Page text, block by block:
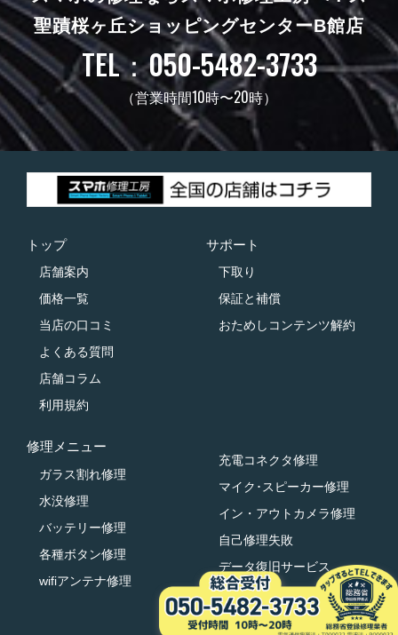
聖蹟桜ヶ丘ショッピングセンターB館店
TEL：050-5482-3733
（営業時間10時〜20時）
トップ
店舗案内
価格一覧
当店の口コミ
よくある質問
店舗コラム
利用規約
サポート
下取り
保証と補償
おためしコンテンツ解約
修理メニュー
ガラス割れ修理
水没修理
バッテリー修理
各種ボタン修理
wifiアンテナ修理
充電コネクタ修理
マイク･スピーカー修理
イン・アウトカメラ修理
自己修理失敗
データ復旧サービス